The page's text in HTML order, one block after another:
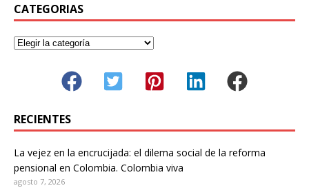
CATEGORIAS
RECIENTES
La vejez en la encrucijada: el dilema social de la reforma
pensional en Colombia. Colombia viva
agosto 7, 2026